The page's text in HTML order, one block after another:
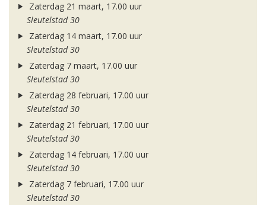
Zaterdag 21 maart, 17.00 uur
Sleutelstad 30
Zaterdag 14 maart, 17.00 uur
Sleutelstad 30
Zaterdag 7 maart, 17.00 uur
Sleutelstad 30
Zaterdag 28 februari, 17.00 uur
Sleutelstad 30
Zaterdag 21 februari, 17.00 uur
Sleutelstad 30
Zaterdag 14 februari, 17.00 uur
Sleutelstad 30
Zaterdag 7 februari, 17.00 uur
Sleutelstad 30